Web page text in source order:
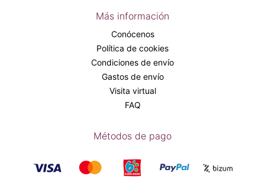
Más información
Conócenos
Política de cookies
Condiciones de envío
Gastos de envío
Visita virtual
FAQ
Métodos de pago